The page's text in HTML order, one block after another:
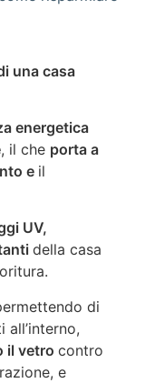
una casa
energetica
, il che porta a
e il
UV,
della casa
di
all’interno,
il vetrocontro
e